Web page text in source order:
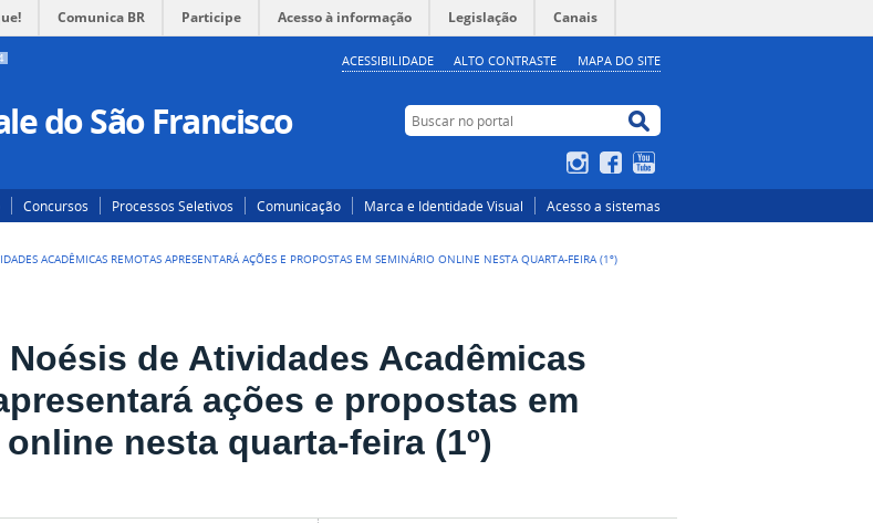
Comunica BR Participe Acesso à informação Legislação Canais
ACESSIBILIDADE ALTO CONTRASTE MAPA DO SITE
do São Francisco Buscar no portal
Buscar no portal
InstagramFacebook
Concursos Processos Seletivos Comunicação Marca e Identidade Visual Acesso a sistemas
ACADÊMICAS REMOTAS APRESENTARÁ AÇÕES E PROPOSTAS EM SEMINÁRIO ONLINE NESTA QUARTA-FEIRA (1º)
de Atividades Acadêmicas
ações e propostas em
nesta quarta-feira (1º)